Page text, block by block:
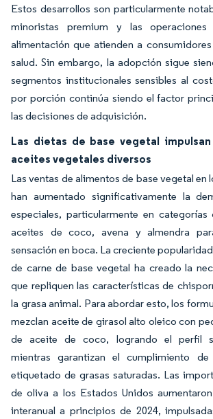
Estos desarrollos son particularmente
minoristas premium y las
alimentación que atienden a
salud. Sin embargo, la adopción sigue
segmentos institucionales sensibles al
por porción continúa siendo el factor
las decisiones de adquisición.
Las dietas de base vegetal
aceites vegetales diversos
Las ventas de alimentos de base vegetal en
han aumentado significativamente la
especiales, particularmente en categorías
aceites de coco, avena y almendra
sensación en boca. La creciente
de carne de base vegetal ha creado la
que repliquen las características de
la grasa animal. Para abordar esto, los
mezclan aceite de girasol alto oleico con
de aceite de coco, logrando el perfil
mientras garantizan el cumplimiento
etiquetado de grasas saturadas. Las
de oliva a los Estados Unidos
interanual a principios de 2024,